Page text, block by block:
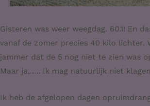
Gisteren was weer weegdag. 60.1! En
vanaf de zomer precies 40 kilo lichter.
jammer dat de 5 nog niet te zien was
Maar ja,….. Ik mag natuurlijk niet
Ik heb de afgelopen dagen